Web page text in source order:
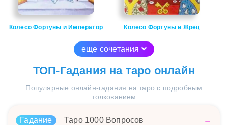
Колесо Фортуны и Император Колесо Фортуны и Жрец
еще сочетания
ТОП-Гадания на таро онлайн
Популярные онлайн-гадания на таро с подробным
толкованием
Гадание Таро 1000 Вопросов
→